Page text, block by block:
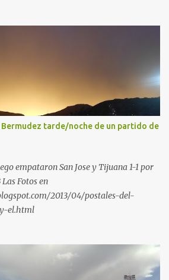
Bermudez tarde/noche de un partido de
empataron San Jose y Tijuana 1-1 por
Fotos en
2013/04/postales-del-
el.html